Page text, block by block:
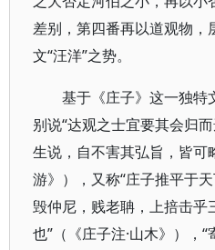
差别，第四番再以道观物，
文“汪洋”之势。
基于《庄子》这一独特
别说“达观之士宜要其会归
生说，自不害其弘旨，皆可
游》），又称“庄子推平于
毁仲尼，贱老聃，上掊击乎
也”（《庄子注·山木》），